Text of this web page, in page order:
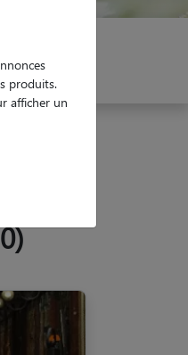
produits.
afficher un